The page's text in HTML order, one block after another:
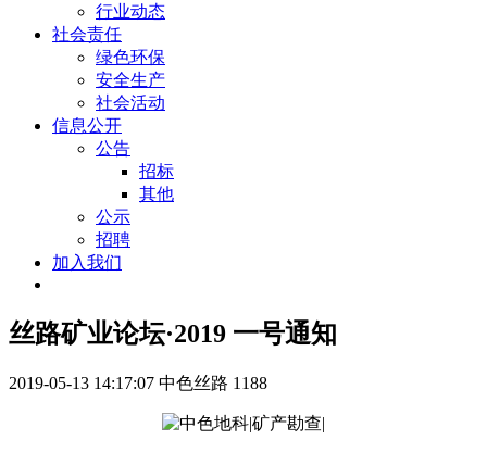
行业动态
社会责任
绿色环保
安全生产
社会活动
信息公开
公告
招标
其他
公示
招聘
加入我们
丝路矿业论坛·2019 一号通知
2019-05-13 14:17:07 中色丝路 1188